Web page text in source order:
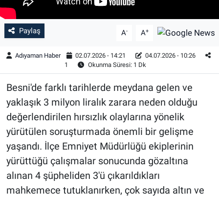
Paylaş A- A+
Adıyaman Haber 02.07.2026 - 14:21
04.07.2026 - 10:26
1
Okunma Süresi: 1 Dk
Besni'de farklı tarihlerde meydana gelen ve
yaklaşık 3 milyon liralık zarara neden olduğu
değerlendirilen hırsızlık olaylarına yönelik
yürütülen soruşturmada önemli bir gelişme
yaşandı. İlçe Emniyet Müdürlüğü ekiplerinin
yürüttüğü çalışmalar sonucunda gözaltına
alınan 4 şüpheliden 3'ü çıkarıldıkları
mahkemece tutuklanırken, çok sayıda altın ve
Ekonomi
Yaşam
Çevre
BİLİM VE TEKNOLOJİ
Şambayat Haber